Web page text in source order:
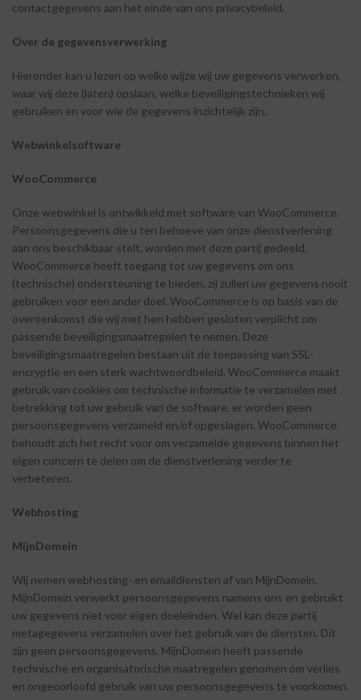
contactgegevens aan het einde van ons privacybeleid.
Over de gegevensverwerking
Hieronder kan u lezen op welke wijze wij uw gegevens verwerken,
waar wij deze (laten) opslaan, welke beveiligingstechnieken wij
gebruiken en voor wie de gegevens inzichtelijk zijn.
Webwinkelsoftware
WooCommerce
Onze webwinkel is ontwikkeld met software van WooCommerce.
Persoonsgegevens die u ten behoeve van onze dienstverlening
aan ons beschikbaar stelt, worden met deze partij gedeeld.
WooCommerce heeft toegang tot uw gegevens om ons
(technische) ondersteuning te bieden, zij zullen uw gegevens nooit
gebruiken voor een ander doel. WooCommerce is op basis van de
overeenkomst die wij met hen hebben gesloten verplicht om
passende beveiligingsmaatregelen te nemen. Deze
beveiligingsmaatregelen bestaan uit de toepassing van SSL-
encryptie en een sterk wachtwoordbeleid. WooCommerce maakt
gebruik van cookies om technische informatie te verzamelen met
betrekking tot uw gebruik van de software, er worden geen
persoonsgegevens verzameld en/of opgeslagen. WooCommerce
behoudt zich het recht voor om verzamelde gegevens binnen het
eigen concern te delen om de dienstverlening verder te
verbeteren.
Webhosting
MijnDomein
Wij nemen webhosting- en emaildiensten af van MijnDomein.
MijnDomein verwerkt persoonsgegevens namens ons en gebruikt
uw gegevens niet voor eigen doeleinden. Wel kan deze partij
metagegevens verzamelen over het gebruik van de diensten. Dit
zijn geen persoonsgegevens. MijnDomein heeft passende
technische en organisatorische maatregelen genomen om verlies
en ongeoorloofd gebruik van uw persoonsgegevens te voorkomen.